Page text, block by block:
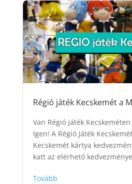
Régió játék Kecskemét a
Van Régió játék
Igen! A Régió Játék
Kecskemét kártya
katt az elérhető
Tovább